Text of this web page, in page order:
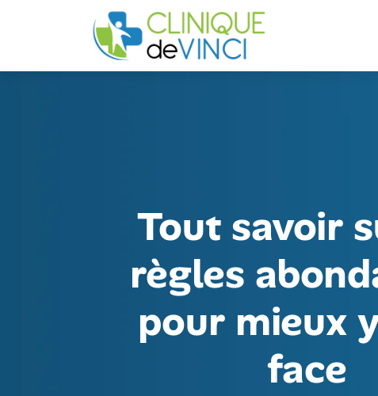
Tout savoir
règles
pour mieux
face